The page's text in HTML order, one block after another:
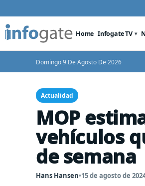
Home Infogate TV
Domingo 9 De Agosto De 2026
Actualidad
MOP
vehículos
de semana
Hans Hansen•15 de agosto de